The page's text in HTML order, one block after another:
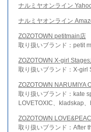
ナルミヤオンライン
ナルミヤオンライン
ZOZOTOWN petitmain店
取り扱いブランド：petit
ZOZOTOWN X-girl
取り扱いブランド：X-girl
ZOZOTOWN NARUMIYA
取り扱いブランド：kate
LOVETOXIC、kladskap
ZOZOTOWN
取り扱いブランド：After